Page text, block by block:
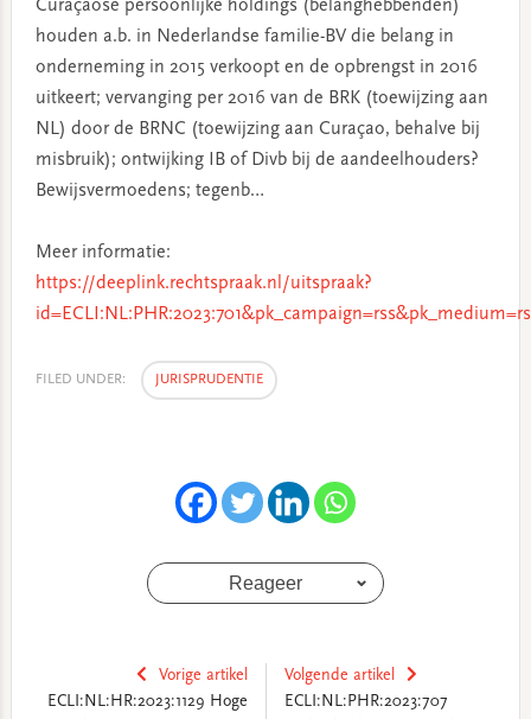
Curaçaose persoonlijke holdings (belanghebbenden)
houden a.b. in Nederlandse familie-BV die belang in
onderneming in 2015 verkoopt en de opbrengst in 2016
uitkeert; vervanging per 2016 van de BRK (toewijzing aan
NL) door de BRNC (toewijzing aan Curaçao, behalve bij
misbruik); ontwijking IB of Divb bij de aandeelhouders?
Bewijsvermoedens; tegenb…
Meer informatie:
https://deeplink.rechtspraak.nl/uitspraak?
FILED UNDER: JURISPRUDENTIE
Reageer
Vorige artikel
ECLI:NL:HR:2023:1129 Hoge
Volgende artikel
ECLI:NL:PHR:2023:707